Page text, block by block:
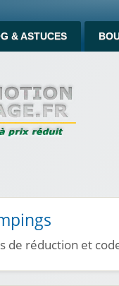
& ASTUCES
de réduction et